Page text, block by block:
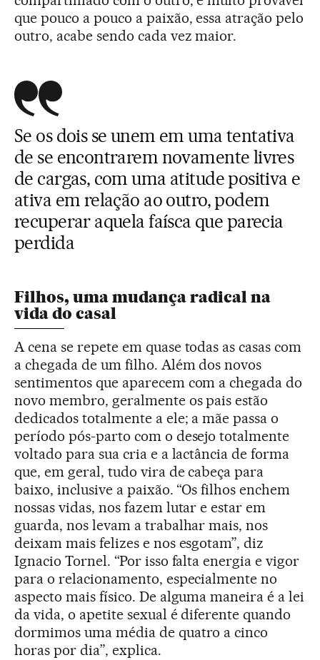
que pouco a pouco a paixão, essa atração pelo
outro, acabe sendo cada vez maior.
Se os dois se unem em uma tentativa
de se encontrarem novamente livres
de cargas, com uma atitude positiva e
ativa em relação ao outro, podem
recuperar aquela faísca que parecia
perdida
Filhos, uma mudança radical na
vida do casal
A cena se repete em quase todas as casas com
a chegada de um filho. Além dos novos
sentimentos que aparecem com a chegada do
novo membro, geralmente os pais estão
dedicados totalmente a ele; a mãe passa o
período pós-parto com o desejo totalmente
voltado para sua cria e a lactância de forma
que, em geral, tudo vira de cabeça para
baixo, inclusive a paixão. “Os filhos enchem
nossas vidas, nos fazem lutar e estar em
guarda, nos levam a trabalhar mais, nos
deixam mais felizes e nos esgotam”, diz
Ignacio Tornel. “Por isso falta energia e vigor
para o relacionamento, especialmente no
aspecto mais físico. De alguma maneira é a lei
da vida, o apetite sexual é diferente quando
dormimos uma média de quatro a cinco
horas por dia”, explica.